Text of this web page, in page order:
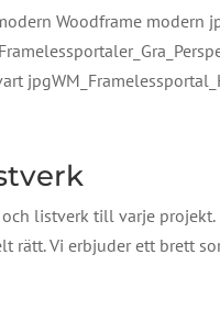
Woodframe modern
listverk till varje
rätt. Vi erbjuder ett brett